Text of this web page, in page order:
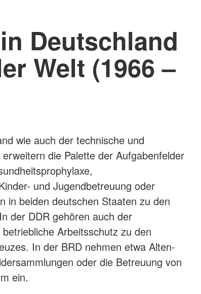
Deutschland
Welt (1966 –
wie auch der technische und
die Palette der Aufgabenfelder
und Jugendbetreuung oder
in beiden deutschen Staaten zu den
der DDR gehören auch der
Arbeitsschutz zu den
In der BRD nehmen etwa Alten-
oder die Betreuung von
ein.